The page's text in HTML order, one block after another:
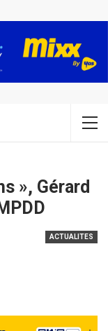
», Gérard
ACTUALITES